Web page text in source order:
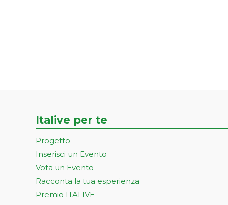
Italive per te
Progetto
Inserisci un Evento
Vota un Evento
Racconta la tua esperienza
Premio ITALIVE